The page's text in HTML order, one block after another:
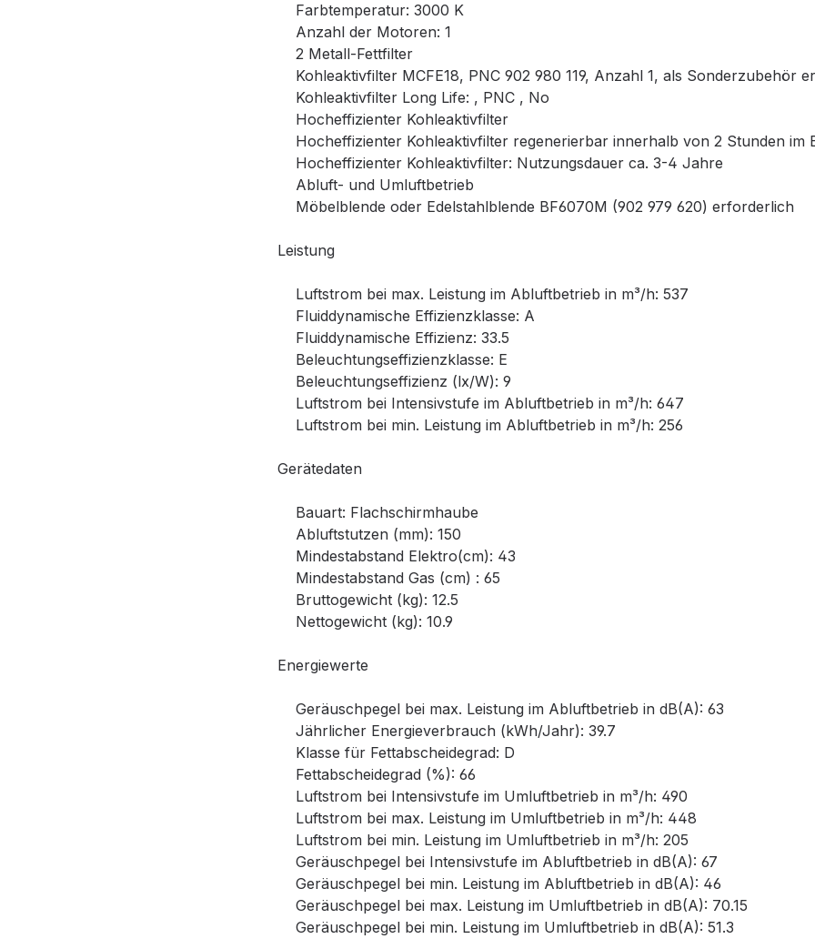
Farbtemperatur: 3000 K
Anzahl der Motoren: 1
2 Metall-Fettfilter
Kohleaktivfilter MCFE18, PNC 902 980 119, Anzahl 1, als Sonderzubehör
Kohleaktivfilter Long Life: , PNC , No
Hocheffizienter Kohleaktivfilter
Hocheffizienter Kohleaktivfilter regenerierbar innerhalb von 2 Stunden im
Hocheffizienter Kohleaktivfilter: Nutzungsdauer ca. 3-4 Jahre
Abluft- und Umluftbetrieb
Möbelblende oder Edelstahlblende BF6070M (902 979 620) erforderlich
Leistung
Luftstrom bei max. Leistung im Abluftbetrieb in m³/h: 537
Fluiddynamische Effizienzklasse: A
Fluiddynamische Effizienz: 33.5
Beleuchtungseffizienzklasse: E
Beleuchtungseffizienz (lx/W): 9
Luftstrom bei Intensivstufe im Abluftbetrieb in m³/h: 647
Luftstrom bei min. Leistung im Abluftbetrieb in m³/h: 256
Gerätedaten
Bauart: Flachschirmhaube
Abluftstutzen (mm): 150
Mindestabstand Elektro(cm): 43
Mindestabstand Gas (cm) : 65
Bruttogewicht (kg): 12.5
Nettogewicht (kg): 10.9
Energiewerte
Geräuschpegel bei max. Leistung im Abluftbetrieb in dB(A): 63
Jährlicher Energieverbrauch (kWh/Jahr): 39.7
Klasse für Fettabscheidegrad: D
Fettabscheidegrad (%): 66
Luftstrom bei Intensivstufe im Umluftbetrieb in m³/h: 490
Luftstrom bei max. Leistung im Umluftbetrieb in m³/h: 448
Luftstrom bei min. Leistung im Umluftbetrieb in m³/h: 205
Geräuschpegel bei Intensivstufe im Abluftbetrieb in dB(A): 67
Geräuschpegel bei min. Leistung im Abluftbetrieb in dB(A): 46
Geräuschpegel bei max. Leistung im Umluftbetrieb in dB(A): 70.15
Geräuschpegel bei min. Leistung im Umluftbetrieb in dB(A): 51.3